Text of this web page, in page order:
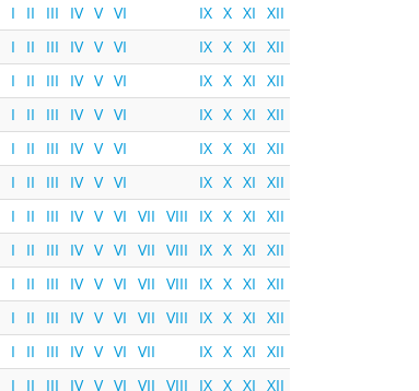
I II III IV V VI IX X XI XII
I II III IV V VI IX X XI XII
I II III IV V VI IX X XI XII
I II III IV V VI IX X XI XII
I II III IV V VI IX X XI XII
I II III IV V VI IX X XI XII
I II III IV V VI VII VIII IX X XI XII
I II III IV V VI VII VIII IX X XI XII
I II III IV V VI VII VIII IX X XI XII
I II III IV V VI VII VIII IX X XI XII
I II III IV V VI VII IX X XI XII
I II III IV V VI VII VIII IX X XI XII